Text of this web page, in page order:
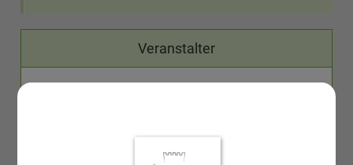
Veranstalter
Karten